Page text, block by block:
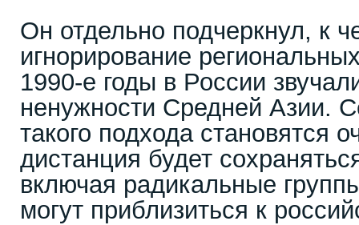
Он отдельно подчеркнул, к
игнорирование
1990-е годы в России
ненужности Средней Азии.
такого подхода становятся
дистанция будет
включая радикальные
могут приблизиться к